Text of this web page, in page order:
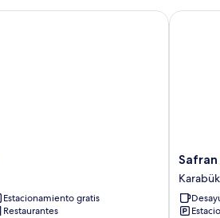
Estacionamiento gratis
Restaurantes
Safran
Germia
Palas
Karabük
Safran
Karabük
Safran